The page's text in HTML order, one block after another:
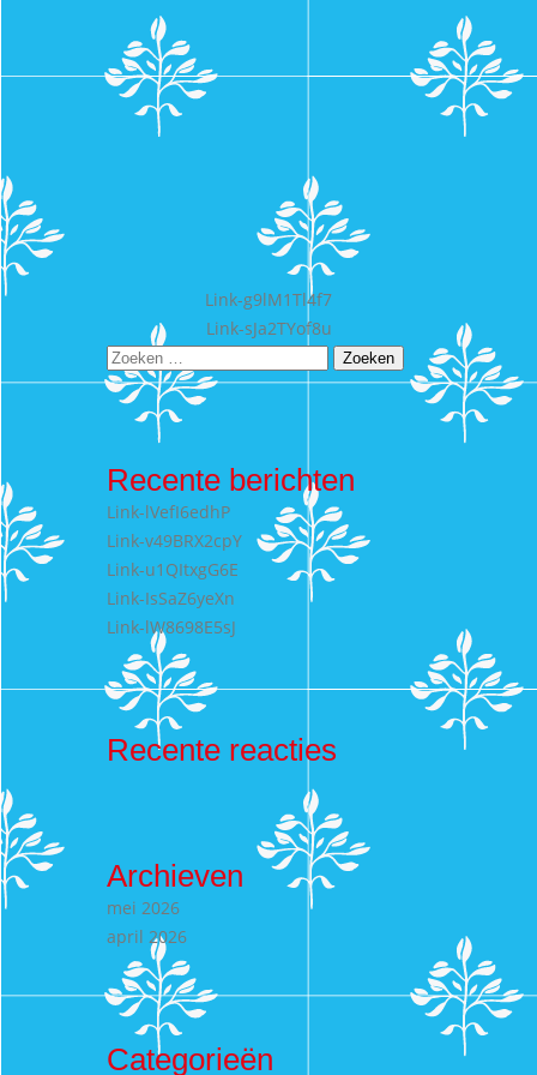
navigatie
Link-g9lM1Tl4f7
Link-sJa2TYof8u
Zoeken
naar:
Recente berichten
Link-lVefI6edhP
Link-v49BRX2cpY
Link-u1QItxgG6E
Link-IsSaZ6yeXn
Link-lW8698E5sJ
Recente reacties
Archieven
mei 2026
april 2026
Categorieën